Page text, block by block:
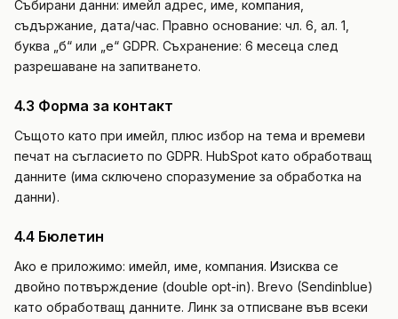
Събирани данни: имейл адрес, име, компания,
съдържание, дата/час. Правно основание: чл. 6, ал. 1,
буква „б“ или „е“ GDPR. Съхранение: 6 месеца след
разрешаване на запитването.
4.3 Форма за контакт
Същото като при имейл, плюс избор на тема и времеви
печат на съгласието по GDPR. HubSpot като обработващ
данните (има сключено споразумение за обработка на
данни).
4.4 Бюлетин
Ако е приложимо: имейл, име, компания. Изисква се
двойно потвърждение (double opt-in). Brevo (Sendinblue)
като обработващ данните. Линк за отписване във всеки